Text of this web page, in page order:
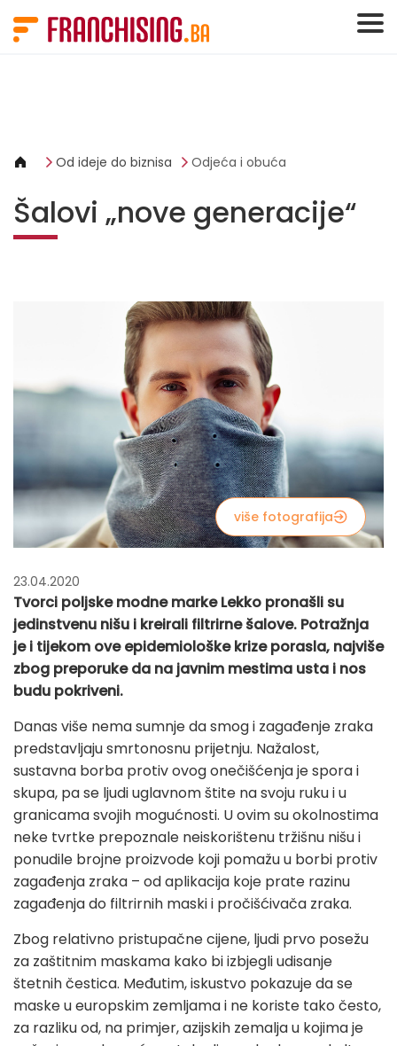
Od ideje do biznisa Odjeća i obuća
Šalovi „nove generacije“
više fotografija
23.04.2020
Tvorci poljske modne marke Lekko pronašli su
jedinstvenu nišu i kreirali filtrirne šalove. Potražnja
je i tijekom ove epidemiološke krize porasla, najviše
zbog preporuke da na javnim mestima usta i nos
budu pokriveni.
Danas više nema sumnje da smog i zagađenje zraka
predstavljaju smrtonosnu prijetnju. Nažalost,
sustavna borba protiv ovog onečišćenja je spora i
skupa, pa se ljudi uglavnom štite na svoju ruku i u
granicama svojih mogućnosti. U ovim su okolnostima
neke tvrtke prepoznale neiskorištenu tržišnu nišu i
ponudile brojne proizvode koji pomažu u borbi protiv
zagađenja zraka – od aplikacija koje prate razinu
zagađenja do filtrirnih maski i pročišćivača zraka.
Zbog relativno pristupačne cijene, ljudi prvo posežu
za zaštitnim maskama kako bi izbjegli udisanje
štetnih čestica. Međutim, iskustvo pokazuje da se
maske u europskim zemljama i ne koriste tako često,
za razliku od, na primjer, azijskih zemalja u kojima je